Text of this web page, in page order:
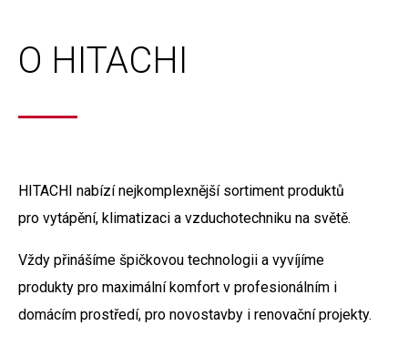
O HITACHI
HITACHI nabízí nejkomplexnější sortiment produktů
pro vytápění, klimatizaci a vzduchotechniku na světě.
Vždy přinášíme špičkovou technologii a vyvíjíme
produkty pro maximální komfort v profesionálním i
domácím prostředí, pro novostavby i renovační projekty.